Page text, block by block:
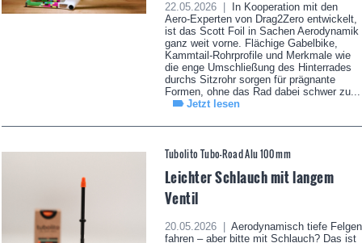
22.05.2026 |
In Kooperation mit den
Aero-Experten von Drag2Zero entwickelt,
ist das Scott Foil in Sachen Aerodynamik
ganz weit vorne. Flächige Gabelbike,
Kammtail-Rohrprofile und Merkmale wie
die enge Umschließung des Hinterrades
durchs Sitzrohr sorgen für prägnante
Formen, ohne das Rad dabei schwer zu...
Jetzt lesen
Tubolito Tubo-Road Alu 100 mm
Leichter Schlauch mit langem
Ventil
20.05.2026 |
Aerodynamisch tiefe Felgen
fahren – aber bitte mit Schlauch? Das ist